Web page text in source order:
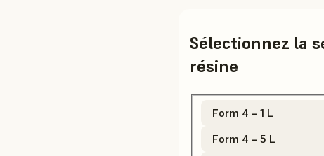
Sélectionnez la
résine
Form 4 – 1 L
Form 4 – 5 L